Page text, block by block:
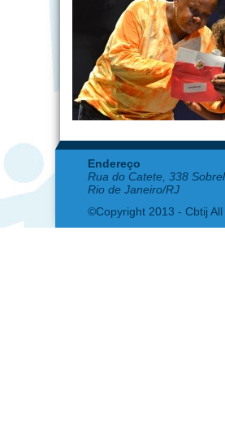
Endereço
Rua do Catete, 338
Rio de Janeiro/RJ
©Copyright 2013 - Cbtij